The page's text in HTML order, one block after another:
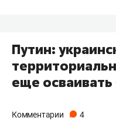
Путин:
еще
Комментарии 4